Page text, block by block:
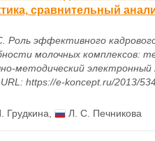
сравнительный
Роль эффективного
молочных комплексов:
методический
https://e-koncept.ru/2013/
Грудкина Л. С. Печникова